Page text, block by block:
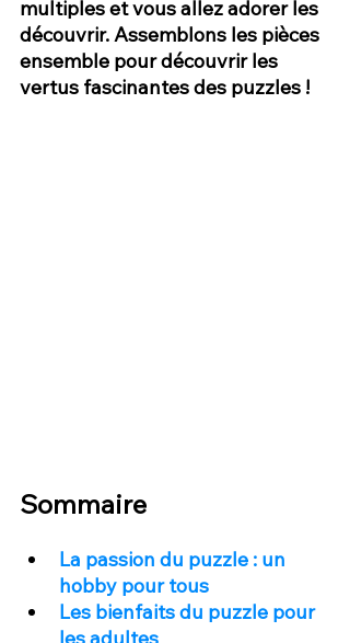
multiples et vous allez adorer les
découvrir. Assemblons les pièces
ensemble pour découvrir les
vertus fascinantes des puzzles !
Sommaire
La passion du puzzle : un
hobby pour tous
Les bienfaits du puzzle pour
les adultes